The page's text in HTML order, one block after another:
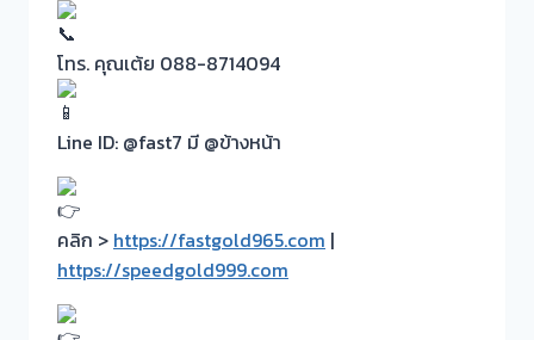
โทร. คุณเต้ย 088-8714094
Line ID: @fast7 มี @ข้างหน้า
คลิก > https://fastgold965.com |
https://speedgold999.com